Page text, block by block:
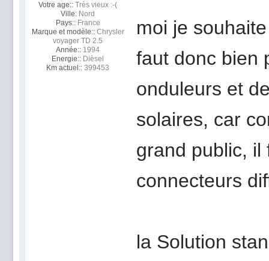
Votre age:: Très vieux :-(
Ville: Nord
Pays:: France
Marque et modèle:: Chrysler
voyager TD 2.5
Année:: 1994
Energie:: Dièsel
Km actuel:: 399453
moi je
faut donc bien
onduleurs et
solaires, car
grand public, il
connecteurs
la Solution